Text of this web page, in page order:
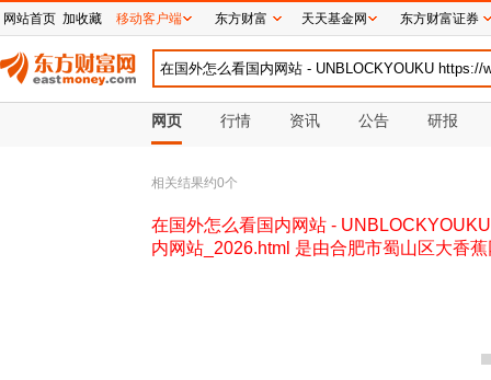
网页 行情 资讯 公告 研报
相关结果约0个
在国外怎么看国内网站 -
内网站_2026.html 是由合肥市蜀山区大香
网站首页 加收藏 移动客户端 东方财富 天天基金网 东方财富证券